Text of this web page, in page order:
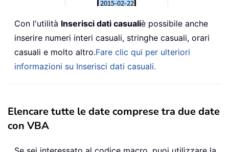
Con l'utilità Inserisci dati casualiè possibile anche
inserire numeri interi casuali, stringhe casuali, orari
casuali e molto altro.Fare clic qui per ulteriori
informazioni su Inserisci dati casuali.
Elencare tutte le date comprese tra due date
con VBA